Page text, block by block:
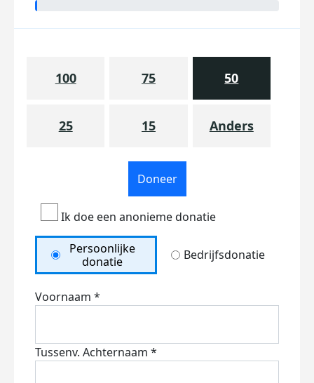
100 75 50
25 15 Anders
Doneer
Ik doe een anonieme donatie
Persoonlijke
donatie
Bedrijfsdonatie
Voornaam *
Tussenv. Achternaam *